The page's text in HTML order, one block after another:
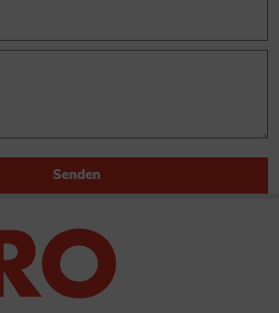
Senden